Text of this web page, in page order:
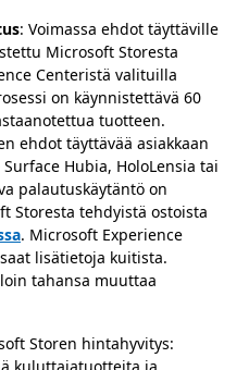
: Voimassa ehdot täyttäville
Microsoft Storesta
Centeristä valituilla
on käynnistettävä 60
tuotteen.
ehdot täyttävää asiakkaan
Hubia, HoloLensia tai
palautuskäytäntö on
Storesta tehdyistä ostoista
. Microsoft Experience
lisätietoja kuitista.
tahansa muuttaa
Storen hintahyvitys:
kuluttajatuotteita ja